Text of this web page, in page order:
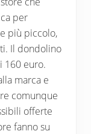
per
più piccolo,
Il dondolino
160 euro.
marca e
comunque
offerte
fanno su